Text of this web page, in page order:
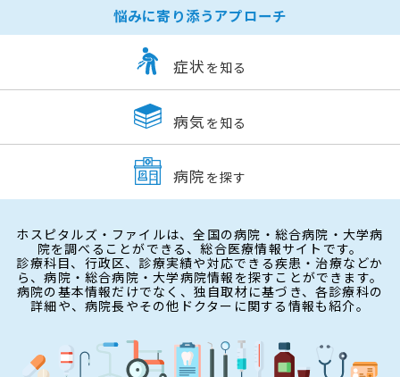
悩みに寄り添うアプローチ
症状 を知る
病気 を知る
病院 を探す
ホスピタルズ・ファイルは、全国の病院・総合病院・大学病
院を調べることができる、総合医療情報サイトです。
診療科目、行政区、診療実績や対応できる疾患・治療などか
ら、病院・総合病院・大学病院情報を探すことができます。
病院の基本情報だけでなく、独自取材に基づき、各診療科の
詳細や、病院長やその他ドクターに関する情報も紹介。